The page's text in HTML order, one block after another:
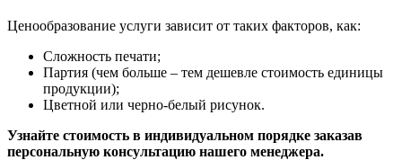
Ценообразование услуги зависит от таких факторов, как:
Сложность печати;
Партия (чем больше – тем дешевле стоимость единицы
продукции);
Цветной или черно-белый рисунок.
Узнайте стоимость в индивидуальном порядке заказав
персональную консультацию нашего менеджера.